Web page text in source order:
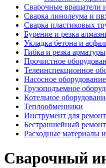
Сварочные вращатели
Сварка линолеума и
Сварка пластиковых
Бурение и резка
Укладка бетона и
Гибка и резка арматуры
Прочистное
Телеинспекционное
Насосное оборудование
Грузоподъемное
Котельное
Теплообменники
Инструмент для
Бестраншейный
Расходные материалы
Сварочный